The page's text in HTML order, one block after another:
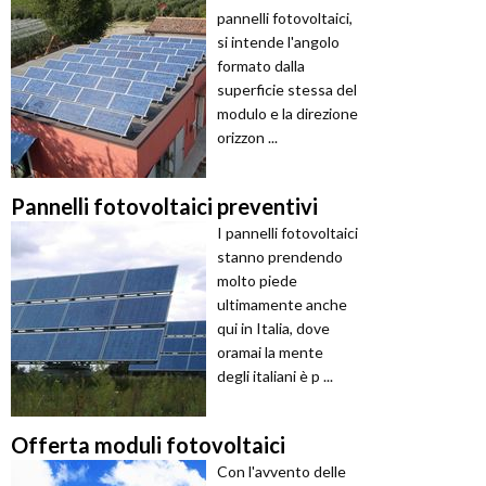
pannelli fotovoltaici,
si intende l'angolo
formato dalla
superficie stessa del
modulo e la direzione
orizzon ...
Pannelli fotovoltaici preventivi
I pannelli fotovoltaici
stanno prendendo
molto piede
ultimamente anche
qui in Italia, dove
oramai la mente
degli italiani è p ...
Offerta moduli fotovoltaici
Con l'avvento delle